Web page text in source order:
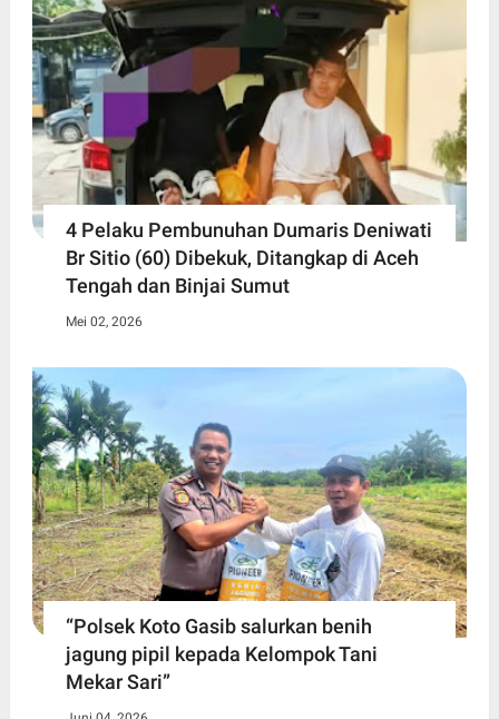
4 Pelaku Pembunuhan Dumaris Deniwati
Br Sitio (60) ‎Dibekuk, Ditangkap di Aceh
Tengah ‎dan Binjai Sumut
Mei 02, 2026
“Polsek Koto Gasib salurkan benih
jagung pipil kepada Kelompok Tani
Mekar Sari”